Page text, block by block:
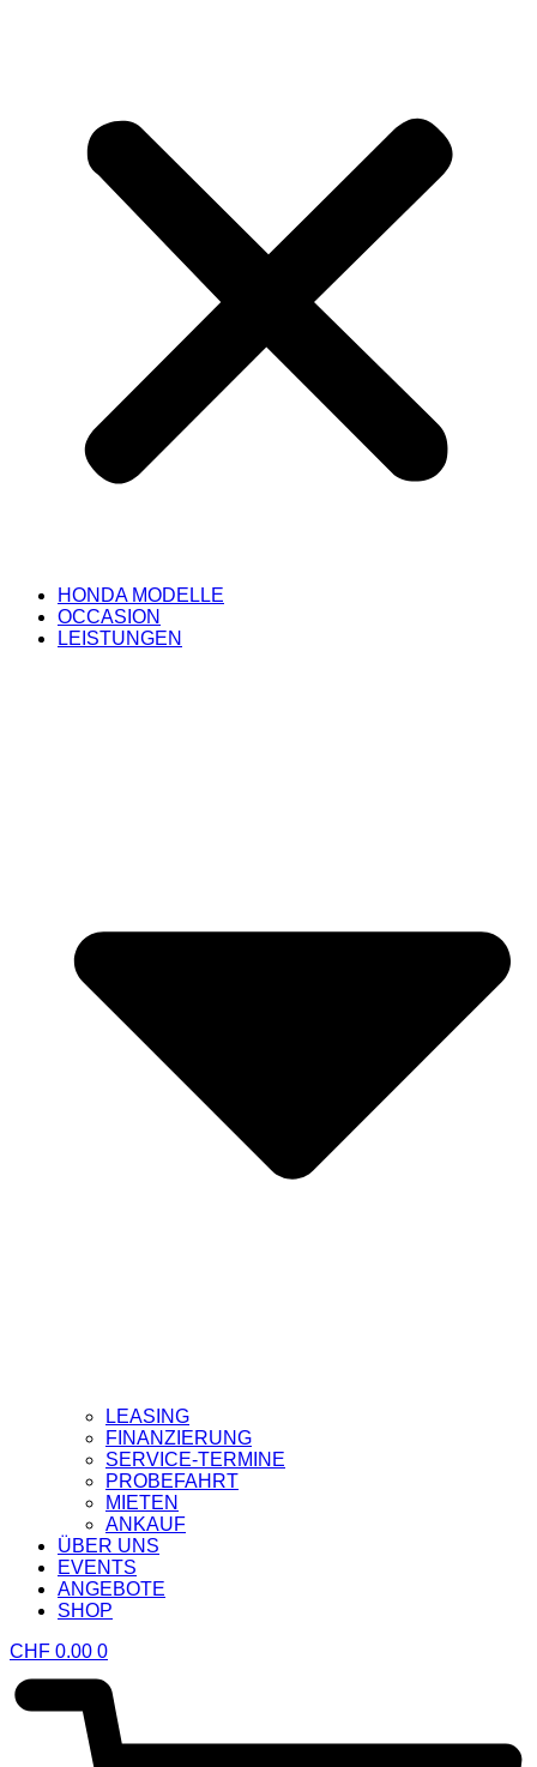
HONDA MODELLE
OCCASION
LEISTUNGEN
LEASING
FINANZIERUNG
SERVICE-TERMINE
PROBEFAHRT
MIETEN
ANKAUF
ÜBER UNS
EVENTS
ANGEBOTE
SHOP
CHF 0.00 0